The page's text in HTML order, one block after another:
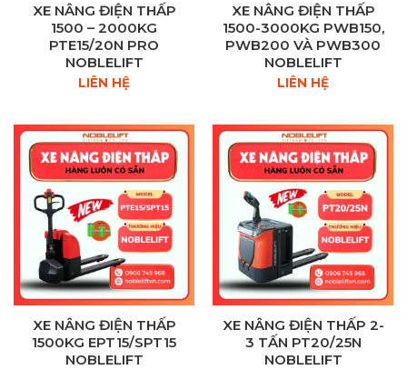
XE NÂNG ĐIỆN THẤP
1500 – 2000KG
PTE15/20N PRO
NOBLELIFT
LIÊN HỆ
XE NÂNG ĐIỆN THẤP
1500-3000KG PWB150,
PWB200 VÀ PWB300
NOBLELIFT
LIÊN HỆ
XE NÂNG ĐIỆN THẤP
1500KG EPT15/SPT15
NOBLELIFT
XE NÂNG ĐIỆN THẤP 2-
3 TẤN PT20/25N
NOBLELIFT